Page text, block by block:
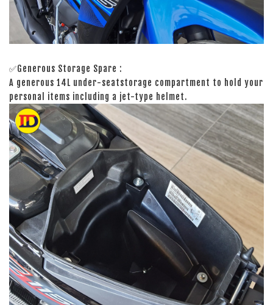
✅Generous Storage Spare :
A generous 14L under-seatstorage compartment to hold your
personal items including a jet-type helmet.